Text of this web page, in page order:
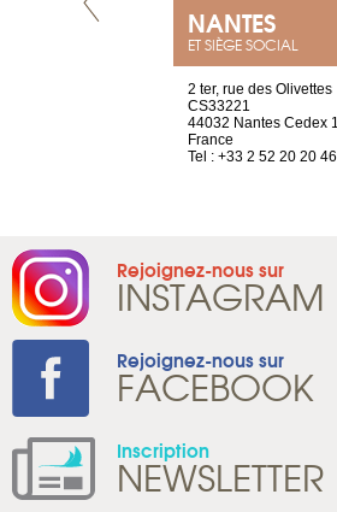
NANTES
ET SIÈGE SOCIAL
2 ter, rue des Olivettes
CS33221
44032 Nantes Cedex 1
France
Tel : +33 2 52 20 20 46
Rejoignez-nous sur
INSTAGRAM
Rejoignez-nous sur
FACEBOOK
Inscription
NEWSLETTER